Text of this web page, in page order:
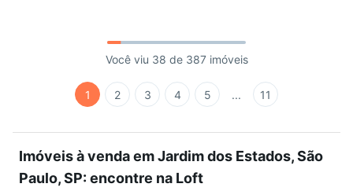
Você viu 38 de 387 imóveis
1 2 3 4 5 ... 11
Imóveis à venda em Jardim dos Estados, São
Paulo, SP: encontre na Loft